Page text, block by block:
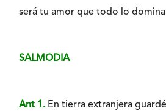
será tu amor que todo lo
SALMODIA
Ant 1. En tierra extranjera